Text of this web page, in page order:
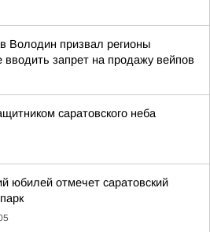
Володин призвал регионы
вводить запрет на продажу вейпов
саратовского неба
юбилей отмечет саратовский